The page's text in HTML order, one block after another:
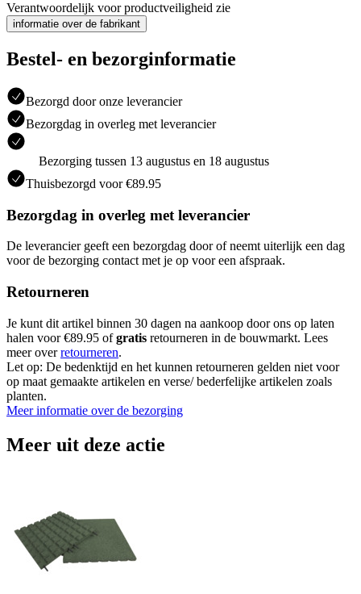
Verantwoordelijk voor productveiligheid zie
informatie over de fabrikant
Bestel- en bezorginformatie
Bezorgd door onze leverancier
Bezorgdag in overleg met leverancier
Bezorging tussen 13 augustus en 18 augustus
Thuisbezorgd voor €89.95
Bezorgdag in overleg met leverancier
De leverancier geeft een bezorgdag door of neemt uiterlijk een dag
voor de bezorging contact met je op voor een afspraak.
Retourneren
Je kunt dit artikel binnen 30 dagen na aankoop door ons op laten
halen voor €89.95 ofgratis retourneren in de bouwmarkt. Lees
meer overretourneren.
Let op: De bedenktijd en het kunnen retourneren gelden niet voor
op maat gemaakte artikelen en verse/ bederfelijke artikelen zoals
planten.
Meer informatie over de bezorging
Meer uit deze actie